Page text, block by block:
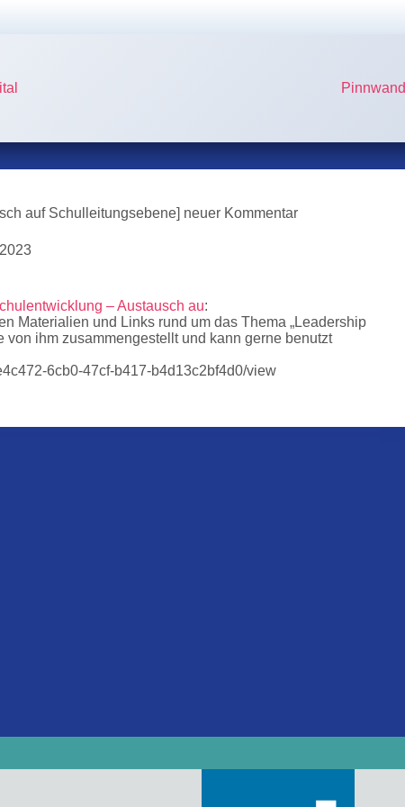
Pinnwand
auf Schulleitungsebene] neuer Kommentar
– Austausch au:
Materialien und Links rund um das Thema „Leadership
von ihm zusammengestellt und kann gerne benutzt
6cb0-47cf-b417-b4d13c2bf4d0/view